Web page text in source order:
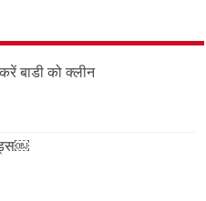
बाडी को क्लीन